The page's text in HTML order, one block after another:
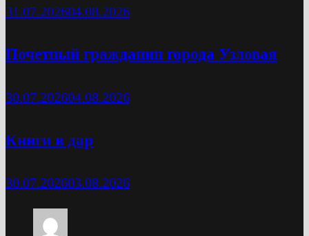
31.07.202604.08.2026
Почетный гражданин города Узловая
30.07.202604.08.2026
Книги в дар
30.07.202603.08.2026